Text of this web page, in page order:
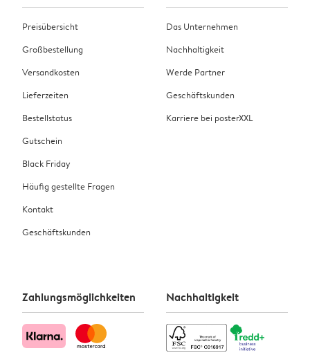
Preisübersicht
Großbestellung
Versandkosten
Lieferzeiten
Bestellstatus
Gutschein
Black Friday
Häufig gestellte Fragen
Kontakt
Geschäftskunden
Das Unternehmen
Nachhaltigkeit
Werde Partner
Geschäftskunden
Karriere bei posterXXL
Zahlungsmöglichkeiten Nachhaltigkeit